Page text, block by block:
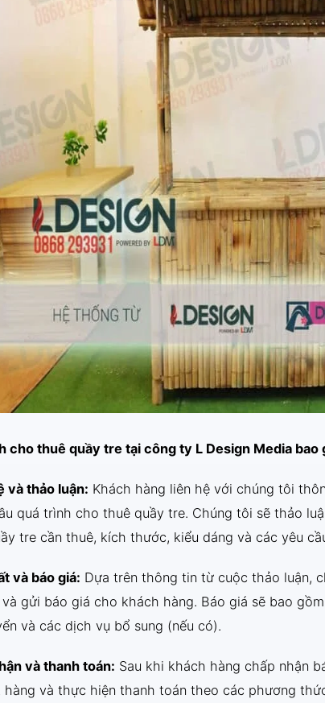
cho thuê quầy tre tại công ty L Design Media bao
và thảo luận: Khách hàng liên hệ với chúng tôi
quá trình cho thuê quầy tre. Chúng tôi sẽ thảo
tre cần thuê, kích thước, kiểu dáng và các yêu
và báo giá: Dựa trên thông tin từ cuộc thảo luận,
gửi báo giá cho khách hàng. Báo giá sẽ bao
và các dịch vụ bổ sung (nếu có).
và thanh toán: Sau khi khách hàng chấp nhận
hàng và thực hiện thanh toán theo các phương